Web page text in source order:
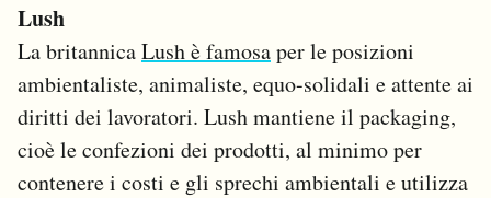
Lush
La britannicaLush è famosaper le posizioni
ambientaliste, animaliste, equo-solidali e attente ai
diritti dei lavoratori. Lush mantiene il packaging,
cioè le confezioni dei prodotti, al minimo per
contenere i costi e gli sprechi ambientali e utilizza